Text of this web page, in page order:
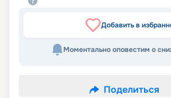
Добавить в
Моментально оповестим о
Поделиться